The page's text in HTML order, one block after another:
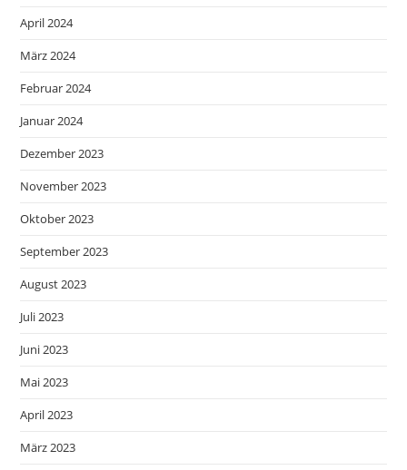
April 2024
März 2024
Februar 2024
Januar 2024
Dezember 2023
November 2023
Oktober 2023
September 2023
August 2023
Juli 2023
Juni 2023
Mai 2023
April 2023
März 2023